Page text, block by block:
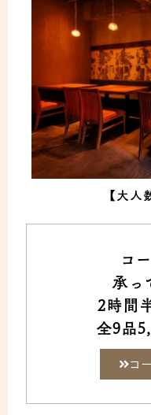
【大人
コ
承っ
2時間
全9品
コ